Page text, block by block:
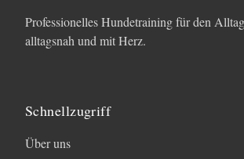
Professionelles Hundetraining für den
alltagsnah und mit Herz.
Schnellzugriff
Über uns